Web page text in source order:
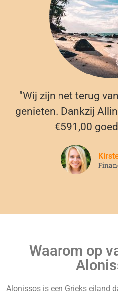
"Wij zijn net terug
genieten. Dankzij
€591,00
Waarom op
Alonissos is een Grieks eiland